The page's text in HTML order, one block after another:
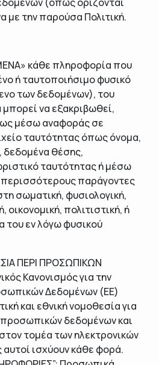
την παρούσα Πολιτική.
κάθε πληροφορία που
ή ταυτοποιήσιμο φυσικό
των δεδομένων), του
να εξακριβωθεί,
μέσω αναφοράς σε
ταυτότητας όπως όνομα,
δεδομένα θέσης,
ταυτότητας ή μέσω
παράγοντες
σωματική, φυσιολογική,
οικονομική, πολιτιστική, ή
του εν λόγω φυσικού
ΠΕΡΙ ΠΡΟΣΩΠΙΚΩΝ
Κανονισμός για την
Δεδομένων (ΕΕ)
και εθνική νομοθεσία για
δεδομένων και
τομέα των ηλεκτρονικών
ισχύουν κάθε φορά.